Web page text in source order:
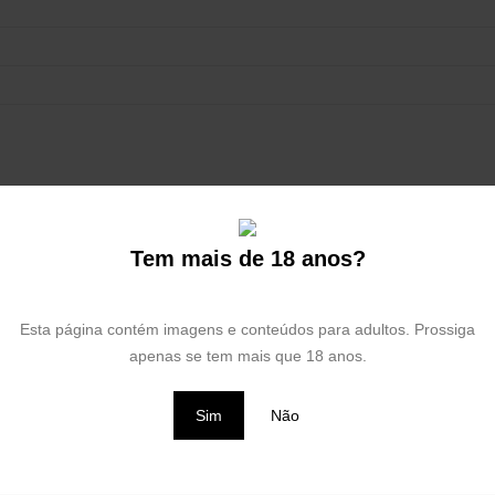
Tem mais de 18 anos?
Esta página contém imagens e conteúdos para adultos. Prossiga
apenas se tem mais que 18 anos.
Sim Não
POPPERS PEQUENOS
HARDCORE 10ML
PHARMA